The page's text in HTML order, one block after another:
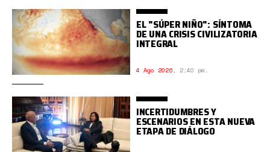
EL "SÚPER NIÑO": SÍNTOMA
DE UNA CRISIS CIVILIZATORIA
INTEGRAL
4 Ago 2026, 2:40 pm.
INCERTIDUMBRES Y
ESCENARIOS EN ESTA NUEVA
ETAPA DE DIÁLOGO